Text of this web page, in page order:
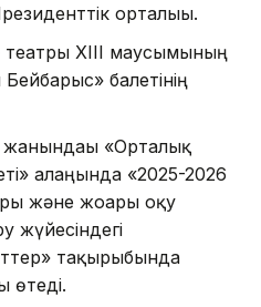
орталығы.
театры XIII маусымының
балетінің
«Орталық
алаңында «2025-2026
және жоғары оқу
жүйесіндегі
тақырыбында
өтеді.